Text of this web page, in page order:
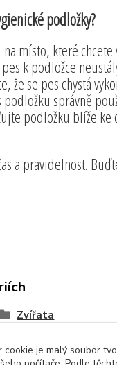
podložky?
na místo, které
k podložce
že se pes chystá
podložku správně
podložku blíže
a pravidelnost.
Zvířata
je malý soubor